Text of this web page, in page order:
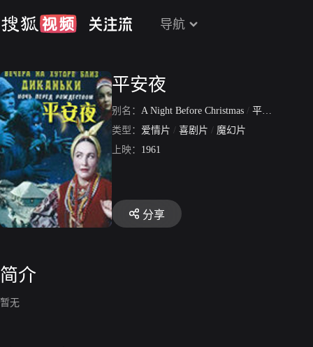
导航
平安夜
别名： A Night Before Christmas / 平安夜 俄罗斯版
类型： 爱情片 / 喜剧片 / 魔幻片
上映： 1961
分享
简介
暂无